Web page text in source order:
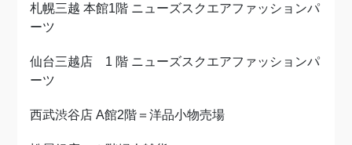
札幌三越 本館1階 ニューズスクエアファッションパ
ーツ
仙台三越店 1 階 ニューズスクエアファッションパ
ーツ
西武渋谷店 A館2階＝洋品小物売場